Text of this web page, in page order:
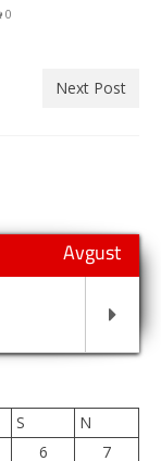
0
Next Post
Avgust
S
N
6
7